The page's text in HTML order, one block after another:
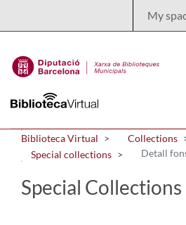
My
Biblioteca Virtual
Collections
Special collections
Detall
Special Collections